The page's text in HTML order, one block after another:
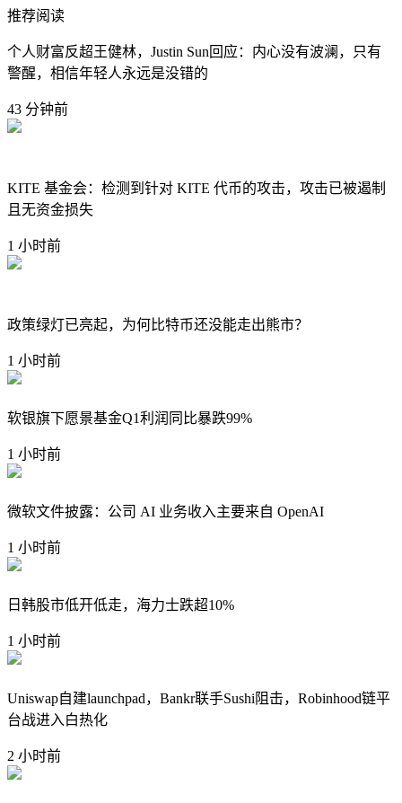
推荐阅读
个人财富反超王健林，Justin Sun回应：内心没有波澜，只有
警醒，相信年轻人永远是没错的
43 分钟前
KITE 基金会：检测到针对 KITE 代币的攻击，攻击已被遏制
且无资金损失
1 小时前
政策绿灯已亮起，为何比特币还没能走出熊市？
1 小时前
软银旗下愿景基金Q1利润同比暴跌99%
1 小时前
微软文件披露：公司 AI 业务收入主要来自 OpenAI
1 小时前
日韩股市低开低走，海力士跌超10%
1 小时前
Uniswap自建launchpad，Bankr联手Sushi阻击，Robinhood链平
台战进入白热化
2 小时前